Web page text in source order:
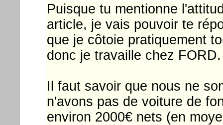
Puisque tu mentionne
article, je vais pouvoir te
que je côtoie pratiquement
donc je travaille chez FORD.
Il faut savoir que nous ne
n'avons pas de voiture de
environ 2000€ nets (en